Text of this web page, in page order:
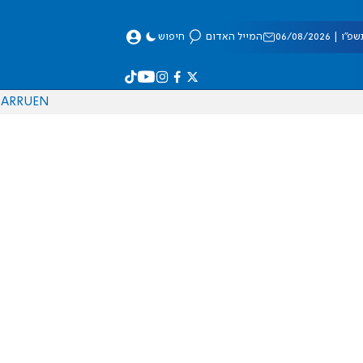
08/2026 המייל האדום חיפוש
EN
RU
AR